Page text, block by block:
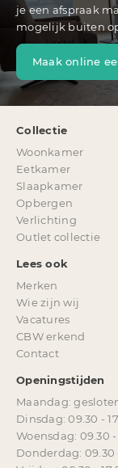
je een afspraak
mogelijk buiten
Maak online
Collectie
Woonkamer
Eetkamer
Slaapkamer
Opbergen
Verlichting
Outlet collectie
Lees ook
Merken
Wie zijn wij
Vacatures
CBW erkend
Contact
Openingstijden
Maandag:
Dinsdag: 09.30 -
Woensdag: 09.30 -
Donderdag: 09.30